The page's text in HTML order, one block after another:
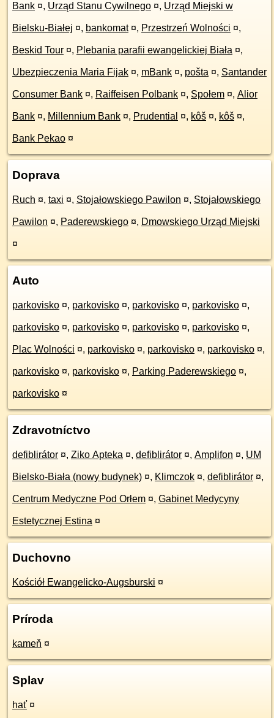
Bank ¤, Urząd Stanu Cywilnego ¤, Urząd Miejski w
Bielsku-Białej ¤, bankomat ¤, Przestrzeń Wolności ¤,
Beskid Tour ¤, Plebania parafii ewangelickiej Biała ¤,
Ubezpieczenia Maria Fijak ¤, mBank ¤, pošta ¤, Santander
Consumer Bank ¤, Raiffeisen Polbank ¤, Społem ¤, Alior
Bank ¤, Millennium Bank ¤, Prudential ¤, kôš ¤, kôš ¤,
Bank Pekao ¤
Doprava
Ruch ¤, taxi ¤, Stojałowskiego Pawilon ¤, Stojałowskiego
Pawilon ¤, Paderewskiego ¤, Dmowskiego Urząd Miejski
¤
Auto
parkovisko ¤, parkovisko ¤, parkovisko ¤, parkovisko ¤,
parkovisko ¤, parkovisko ¤, parkovisko ¤, parkovisko ¤,
Plac Wolności ¤, parkovisko ¤, parkovisko ¤, parkovisko ¤,
parkovisko ¤, parkovisko ¤, Parking Paderewskiego ¤,
parkovisko ¤
Zdravotníctvo
defiblirátor ¤, Ziko Apteka ¤, defiblirátor ¤, Amplifon ¤, UM
Bielsko-Biała (nowy budynek) ¤, Klimczok ¤, defiblirátor ¤,
Centrum Medyczne Pod Orłem ¤, Gabinet Medycyny
Estetycznej Estina ¤
Duchovno
Kościół Ewangelicko-Augsburski ¤
Príroda
kameň ¤
Splav
hať ¤